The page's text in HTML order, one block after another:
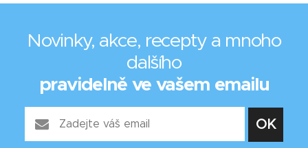
Novinky, akce, recepty a mnoho
dalšího
pravidelně ve vašem emailu